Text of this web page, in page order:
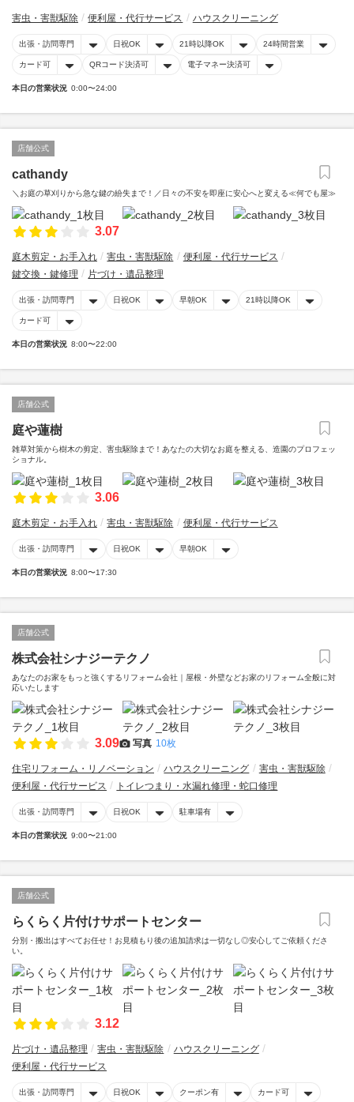
害虫・害獣駆除 便利屋・代行サービス ハウスクリーニング
出張・訪問専門 日祝OK 21時以降OK 24時間営業
カード可 QRコード決済可 電子マネー決済可
本日の営業状況 0:00〜24:00
店舗公式
cathandy
＼お庭の草刈りから急な鍵の紛失まで！／日々の不安を即座に安心へと変える≪何でも屋≫
3.07
庭木剪定・お手入れ 害虫・害獣駆除
便利屋・代行サービス
鍵交換・鍵修理
片づけ・遺品整理
出張・訪問専門 日祝OK 早朝OK 21時以降OK
カード可
本日の営業状況 8:00〜22:00
店舗公式
庭や蓮樹
雑草対策から樹木の剪定、害虫駆除まで！あなたの大切なお庭を整える、造園のプロフェッ
ショナル。
3.06
庭木剪定・お手入れ 害虫・害獣駆除 便利屋・代行サービス
出張・訪問専門 日祝OK 早朝OK
本日の営業状況 8:00〜17:30
店舗公式
株式会社シナジーテクノ
あなたのお家をもっと強くするリフォーム会社｜屋根・外壁などお家のリフォーム全般に対
応いたします
3.09 写真 10枚
住宅リフォーム・リノベーション ハウスクリーニング
害虫・害獣駆除
便利屋・代行サービス
トイレつまり・水漏れ修理・蛇口修理
出張・訪問専門 日祝OK 駐車場有
本日の営業状況 9:00〜21:00
店舗公式
らくらく片付けサポートセンター
分別・搬出はすべてお任せ！お見積もり後の追加請求は一切なし◎安心してご依頼くださ
い。
3.12
片づけ・遺品整理 害虫・害獣駆除
ハウスクリーニング
便利屋・代行サービス
出張・訪問専門 日祝OK クーポン有 カード可